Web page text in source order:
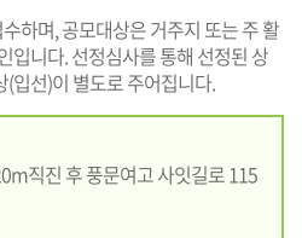
하며, 공모대상은 거주지 또는 주 활
입니다. 선정심사를 통해 선정된 상
입선)이 별도로 주어집니다.
직진 후 풍문여고 사잇길로 115